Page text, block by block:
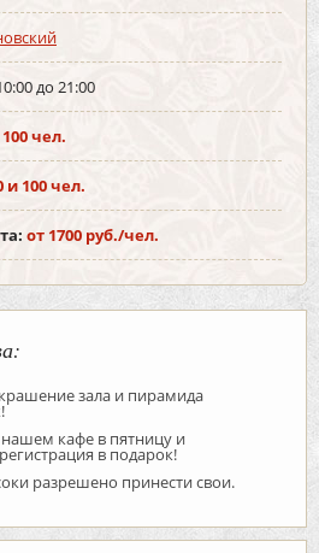
до 21:00
чел.
и 100 чел.
от 1700 руб./чел.
зала и пирамида
нашем кафе в пятницу и
в подарок!
разрешено принести свои.